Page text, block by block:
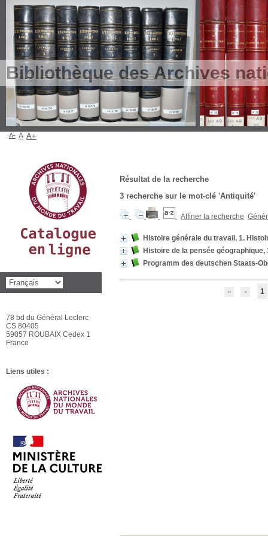
Bibliothèque des Archives
Résultat de la recherche
3 recherche sur le mot-clé 'Antiquité'
Affiner la recherche
Histoire générale du travail, 1.
Histoire de la pensée géographique,
Programm des deutschen Staats-
1
A- A A+
78 bd du Général Leclerc
CS 80405
59057 ROUBAIX Cedex 1
France
Liens utiles :